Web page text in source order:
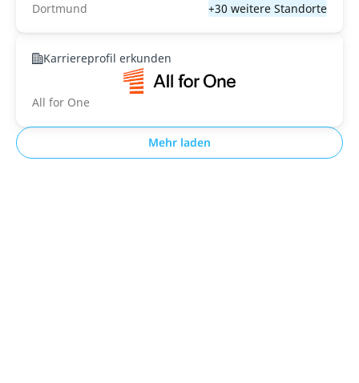
Dortmund
+30 weitere Standorte
Karriereprofil erkunden
All for One
Mehr laden